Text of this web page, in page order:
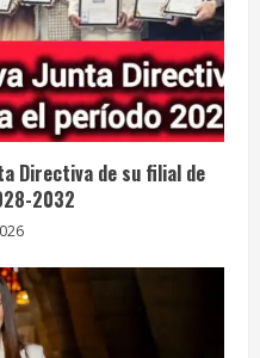
Directiva de su filial de
2032